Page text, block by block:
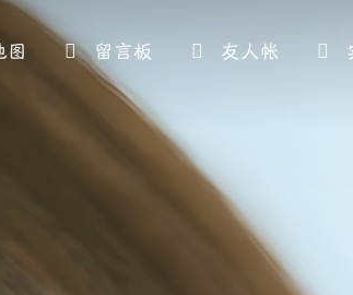
图 留言板 友人帐